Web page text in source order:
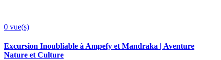
0 vue(s)
Excursion Inoubliable à Ampefy et Mandraka | Aventure
Nature et Culture